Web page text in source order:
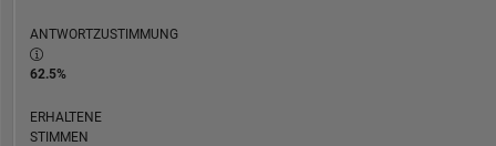
ANTWORTZUSTIMMUNG
62.5%
ERHALTENE
STIMMEN